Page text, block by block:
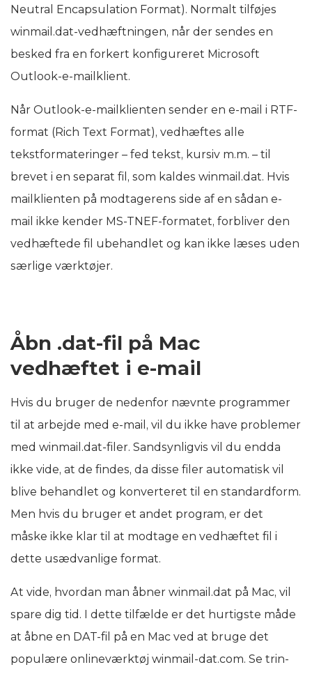
Neutral Encapsulation Format). Normalt tilføjes
winmail.dat-vedhæftningen, når der sendes en
besked fra en forkert konfigureret Microsoft
Outlook-e-mailklient.
Når Outlook-e-mailklienten sender en e-mail i RTF-
format (Rich Text Format), vedhæftes alle
tekstformateringer – fed tekst, kursiv m.m. – til
brevet i en separat fil, som kaldes winmail.dat. Hvis
mailklienten på modtagerens side af en sådan e-
mail ikke kender MS-TNEF-formatet, forbliver den
vedhæftede fil ubehandlet og kan ikke læses uden
særlige værktøjer.
Åbn .dat-fil på Mac
vedhæftet i e-mail
Hvis du bruger de nedenfor nævnte programmer
til at arbejde med e-mail, vil du ikke have problemer
med winmail.dat-filer. Sandsynligvis vil du endda
ikke vide, at de findes, da disse filer automatisk vil
blive behandlet og konverteret til en standardform.
Men hvis du bruger et andet program, er det
måske ikke klar til at modtage en vedhæftet fil i
dette usædvanlige format.
At vide, hvordan man åbner winmail.dat på Mac, vil
spare dig tid. I dette tilfælde er det hurtigste måde
at åbne en DAT-fil på en Mac ved at bruge det
populære onlineværktøj winmail-dat.com. Se trin-